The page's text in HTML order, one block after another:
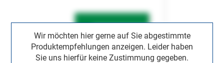
Wir möchten hier gerne auf Sie abgestimmte
Produktempfehlungen anzeigen. Leider haben
Sie uns hierfür keine Zustimmung gegeben.